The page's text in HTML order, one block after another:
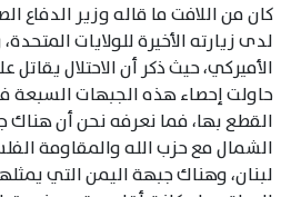
كان من اللافت ما قاله وزير الدفاع
لدى زيارته الأخيرة للولايات
الأميركي، حيث ذكر أن الاحتلال
حاولت إحصاء هذه الجبهات السبعة
القطع بها، فما نعرفه نحن أن هناك
الشمال مع حزب الله والمقاومة
لبنان، وهناك جبهة اليمن التي